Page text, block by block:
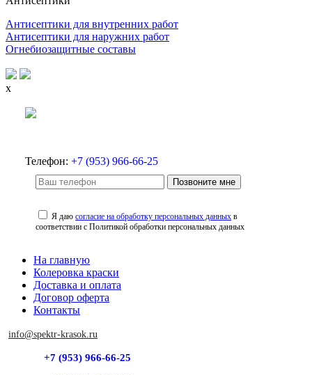
Антисептики для внутренних работ
Антисептики для наружних работ
Огнебиозащитные составы
x
Телефон: +7 (953) 966-66-25
Позвоните мне
Я даюсогласие на обработку персональных данных в
соответствии с Политикой обработки персональных данных
На главную
Колеровка краски
Доставка и оплата
Договор оферта
Контакты
info@spektr-krasok.ru
+7 (953) 966-66-25